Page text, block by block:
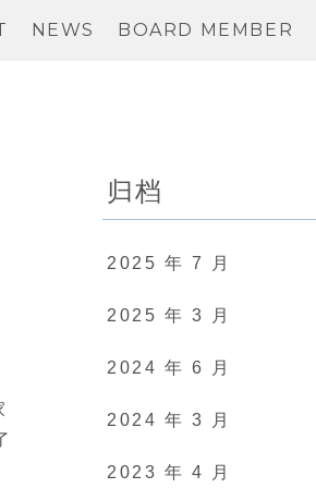
NEWS BOARD MEMBER
归档
2025 年 7 月
2025 年 3 月
2024 年 6 月
2024 年 3 月
2023 年 4 月